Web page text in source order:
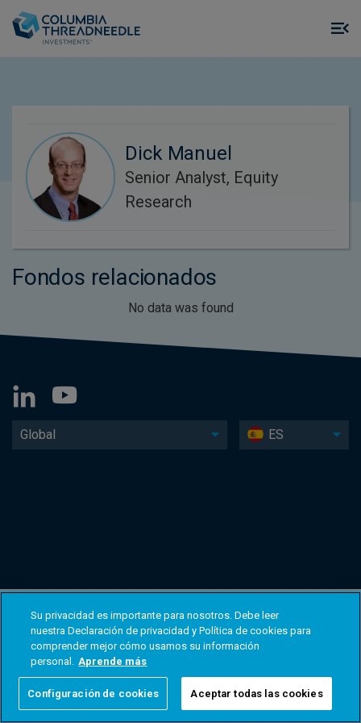
Dick Manuel
Senior Analyst, Equity
Research
Fondos relacionados
No data was found
Global ES
Su privacidad es importante para nosotros. Debe leer
nuestra Declaración de privacidad y Política de cookies para
comprender mejor cómo usamos su información
personal. Aprende más
Configuración de cookies Aceptar todas las cookies